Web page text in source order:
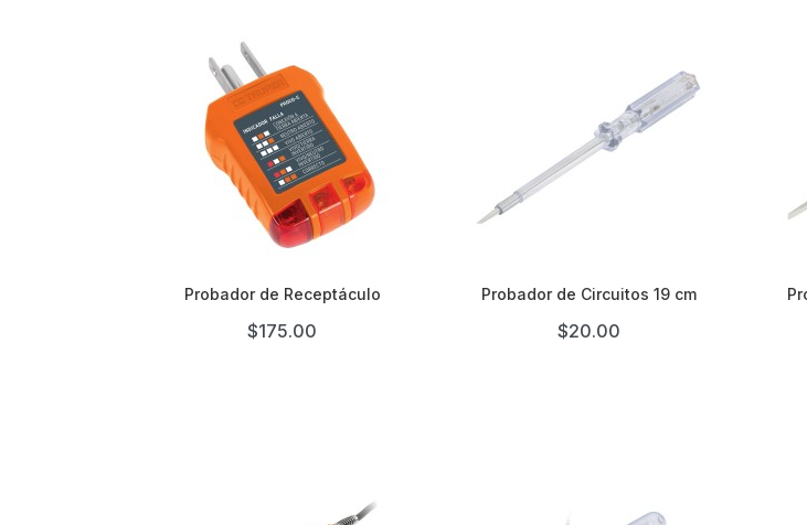

Probador de Receptáculo
$175.00

Probador de Circuitos 19 cm
$20.00